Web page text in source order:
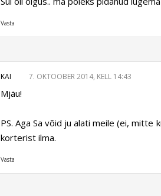
Vasta
KAI 7. OKTOOBER 2014, KELL 14:43
Mjäu!
PS. Aga Sa võid ju alati meile (ei, mitte
korterist ilma.
Vasta